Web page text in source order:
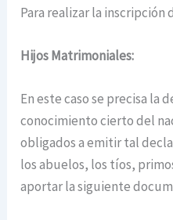
Para realizar la inscripción
Hijos Matrimoniales:
En este caso se precisa la
conocimiento cierto del
obligados a emitir tal
los abuelos, los tíos,
aportar la siguiente